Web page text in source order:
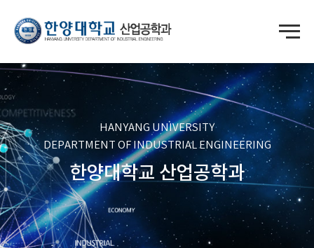
HANYANG UNIVERSITY
DEPARTMENT OF INDUSTRIAL ENGINEERING
한양대학교 산업공학과